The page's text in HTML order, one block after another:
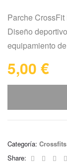
Parche
Diseño
equipamiento
5,00 €
Categoría: Crossfits
Share:
Facebook
Twitter